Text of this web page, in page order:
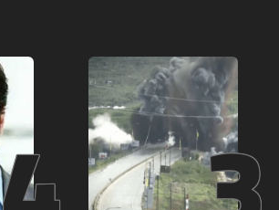
متورطين